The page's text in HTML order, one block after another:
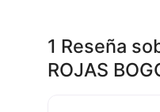
1 Reseña
ROJAS